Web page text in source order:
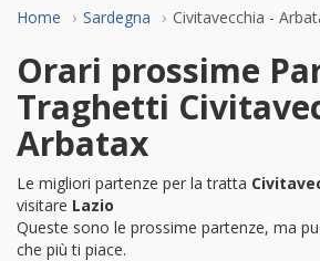
Home Sardegna Civitavecchia -
Orari prossime
Traghetti
Arbatax
Le migliori partenze per la tratta
visitare Lazio
Queste sono le prossime partenze, ma
che più ti piace.